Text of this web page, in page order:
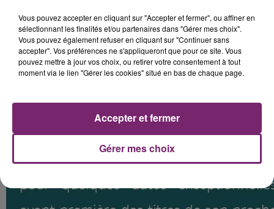
Vous pouvez accepter en cliquant sur "Accepter et fermer", ou affiner en
sélectionnant les finalités et/ou partenaires dans "Gérer mes choix".
Vous pouvez également refuser en cliquant sur "Continuer sans
accepter". Vos préférences ne s'appliqueront que pour ce site. Vous
pouvez mettre à jour vos choix, ou retirer votre consentement à tout
moment via le lien "Gérer les cookies" situé en bas de chaque page.
Gérer mes choix
Accepter et fermer